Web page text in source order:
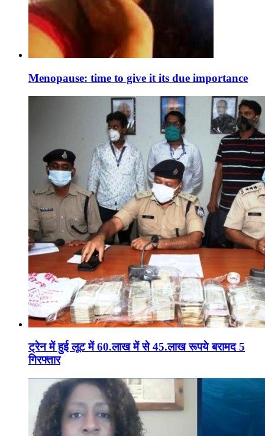
Menopause: time to give it its due importance
ट्रेन में हुई लूट में 60.लाख में से 45.लाख रूपये बरामद 5
गिरफ्तार